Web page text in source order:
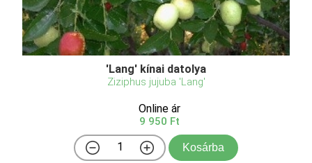
'Lang' kínai datolya
Ziziphus jujuba 'Lang'
Online ár
9 950 Ft
Kosárba